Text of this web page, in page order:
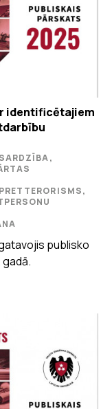
identificētajiem
PRETTERORISMS,
publisko